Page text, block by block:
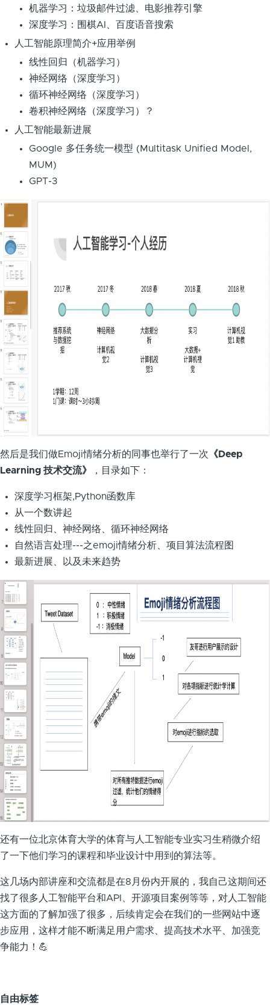
机器学习：垃圾邮件过滤、电影推荐引擎
深度学习：围棋AI、百度语音搜索
人工智能原理简介+应用举例
线性回归（机器学习）
神经网络（深度学习）
循环神经网络（深度学习）
卷积神经网络（深度学习）？
人工智能最新进展
Google 多任务统一模型 (Multitask Unified Model,
MUM)
GPT-3
然后是我们做Emoji情绪分析的同事也举行了一次 《Deep
Learning 技术交流》
，目录如下：
深度学习框架,Python函数库
从一个数讲起
线性回归、神经网络、循环神经网络
自然语言处理---之emoji情绪分析、项目算法流程图
最新进展、以及未来趋势
还有一位北京体育大学的体育与人工智能专业实习生稍微介绍
了一下他们学习的课程和毕业设计中用到的算法等。
这几场内部讲座和交流都是在8月份内开展的，我自己这期间还
找了很多人工智能平台和API、开源项目案例等等，对人工智能
这方面的了解加强了很多，后续肯定会在我们的一些网站中逐
步应用，这样才能不断满足用户需求、提高技术水平、加强竞
争能力！💪
自由标签